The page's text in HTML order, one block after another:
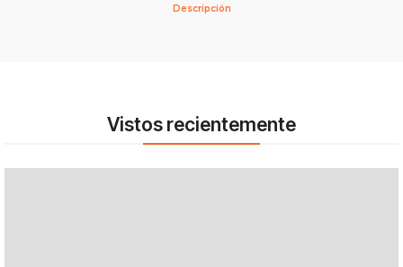
Descripción
Vistos recientemente